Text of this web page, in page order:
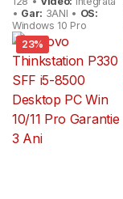
• Gar: 3ANI • OS:
Windows 10 Pro
23%